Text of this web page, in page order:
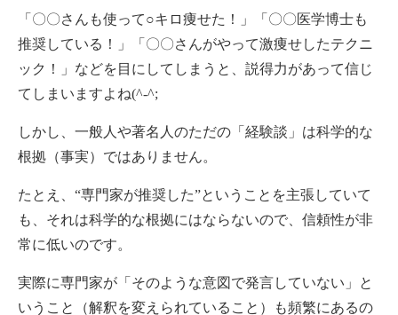
「〇〇さんも使って○キロ痩せた！」「〇〇医学博士も
推奨している！」「〇〇さんがやって激痩せしたテクニ
ック！」などを目にしてしまうと、説得力があって信じ
てしまいますよね(^-^;
しかし、一般人や著名人のただの「経験談」は科学的な
根拠（事実）ではありません。
たとえ、“専門家が推奨した”ということを主張していて
も、それは科学的な根拠にはならないので、信頼性が非
常に低いのです。
実際に専門家が「そのような意図で発言していない」と
いうこと（解釈を変えられていること）も頻繁にあるの